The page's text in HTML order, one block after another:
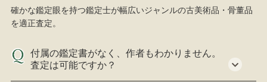
確かな鑑定眼を持つ鑑定士が幅広いジャンルの古美術品・骨董品
を適正査定。
付属の鑑定書がなく、作者もわかりません。
査定は可能ですか？